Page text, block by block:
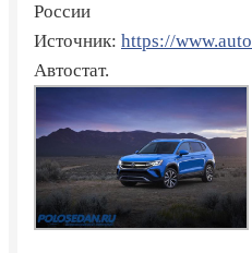
России
Источник: https://
Автостат.